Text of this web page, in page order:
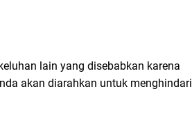
lain yang disebabkan karena
akan diarahkan untuk menghindari